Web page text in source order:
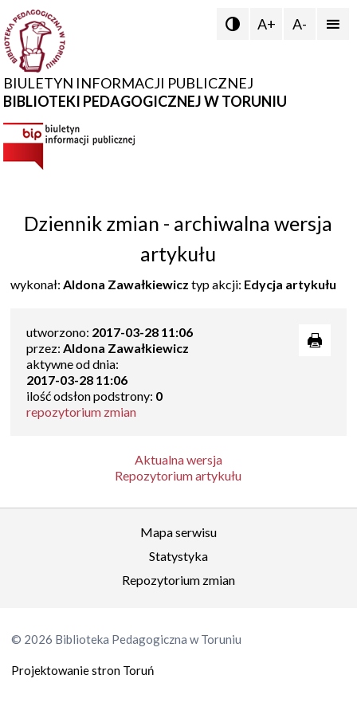
BIULETYN INFORMACJI PUBLICZNEJ
BIBLIOTEKI PEDAGOGICZNEJ W TORUNIU
 A+ A- 
Dziennik zmian - archiwalna wersja
artykułu
wykonał:Aldona Zawałkiewicz typ akcji: Edycja artykułu
utworzono: 2017-03-28 11:06
przez:Aldona Zawałkiewicz
aktywne od dnia:
2017-03-28 11:06
ilość odsłon podstrony: 0
repozytorium zmian
Aktualna wersja
Repozytorium artykułu
Mapa serwisu
Statystyka
Repozytorium zmian
© 2026 Biblioteka Pedagogiczna w Toruniu
Projektowanie stron Toruń